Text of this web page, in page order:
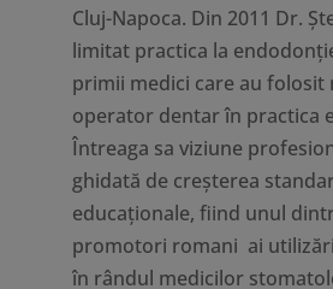
Cluj-Napoca. Din 2011 Dr.
limitat practica la
primii medici care au folosit
operator dentar în practica
Întreaga sa viziune
ghidată de creșterea
educaționale, fiind unul
promotori romani ai
în rândul medicilor